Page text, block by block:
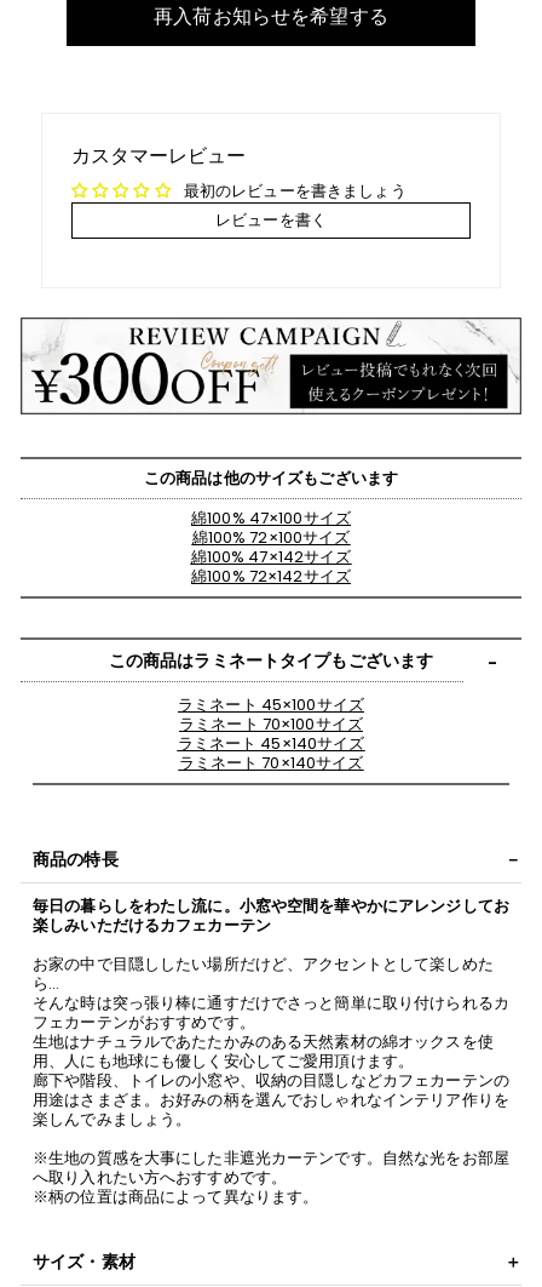
再入荷お知らせを希望する
カスタマーレビュー
最初のレビューを書きましょう
レビューを書く
この商品は他のサイズもございます
綿100% 47×100サイズ
綿100% 72×100サイズ
綿100% 47×142サイズ
綿100% 72×142サイズ
この商品はラミネートタイプもございます
ラミネート 45×100サイズ
ラミネート 70×100サイズ
ラミネート 45×140サイズ
ラミネート 70×140サイズ
商品の特長
毎日の暮らしをわたし流に。小窓や空間を華やかにアレンジしてお
楽しみいただけるカフェカーテン
お家の中で目隠ししたい場所だけど、アクセントとして楽しめた
ら…
そんな時は突っ張り棒に通すだけでさっと簡単に取り付けられるカ
フェカーテンがおすすめです。
生地はナチュラルであたたかみのある天然素材の綿オックスを使
用、人にも地球にも優しく安心してご愛用頂けます。
廊下や階段、トイレの小窓や、収納の目隠しなどカフェカーテンの
用途はさまざま。お好みの柄を選んでおしゃれなインテリア作りを
楽しんでみましょう。
※生地の質感を大事にした非遮光カーテンです。自然な光をお部屋
へ取り入れたい方へおすすめです。
※柄の位置は商品によって異なります。
サイズ・素材